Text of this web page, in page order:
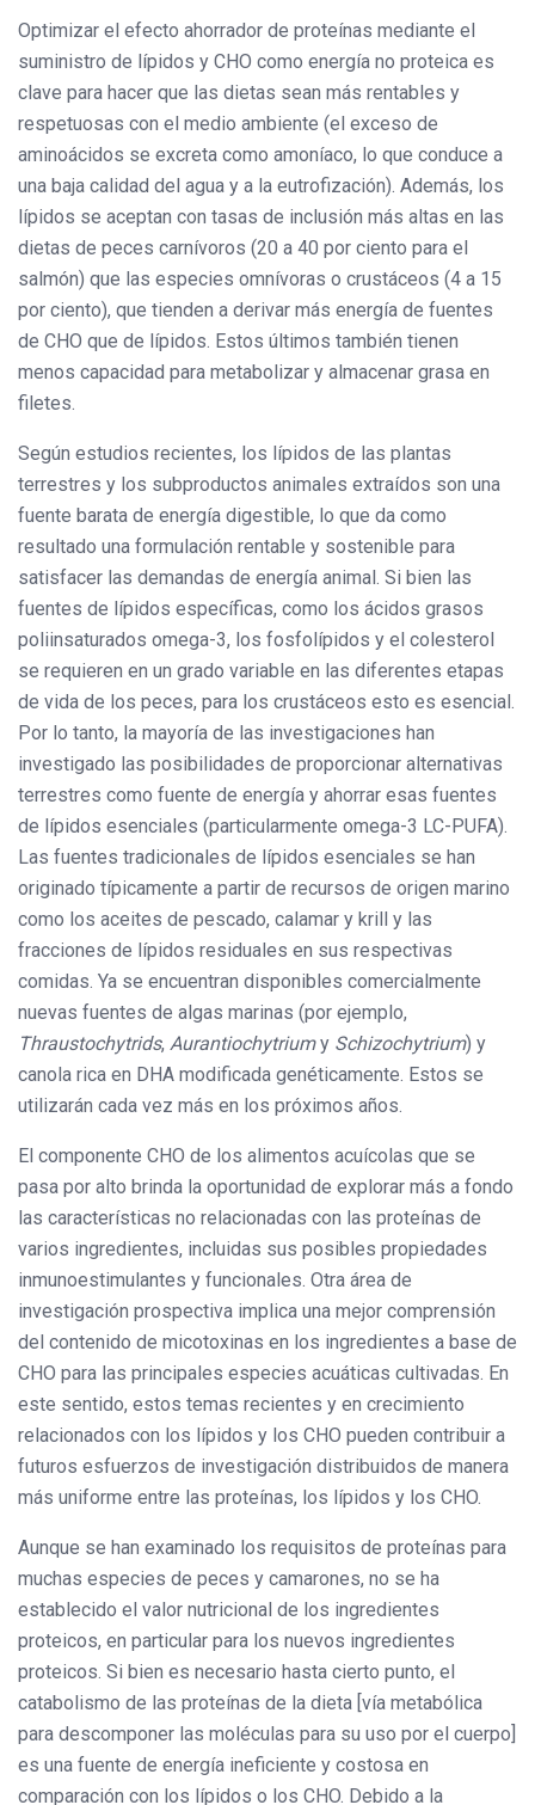
Optimizar el efecto ahorrador de proteínas mediante el
suministro de lípidos y CHO como energía no proteica es
clave para hacer que las dietas sean más rentables y
respetuosas con el medio ambiente (el exceso de
aminoácidos se excreta como amoníaco, lo que conduce a
una baja calidad del agua y a la eutrofización). Además, los
lípidos se aceptan con tasas de inclusión más altas en las
dietas de peces carnívoros (20 a 40 por ciento para el
salmón) que las especies omnívoras o crustáceos (4 a 15
por ciento), que tienden a derivar más energía de fuentes
de CHO que de lípidos. Estos últimos también tienen
menos capacidad para metabolizar y almacenar grasa en
filetes.
Según estudios recientes, los lípidos de las plantas
terrestres y los subproductos animales extraídos son una
fuente barata de energía digestible, lo que da como
resultado una formulación rentable y sostenible para
satisfacer las demandas de energía animal. Si bien las
fuentes de lípidos específicas, como los ácidos grasos
poliinsaturados omega-3, los fosfolípidos y el colesterol
se requieren en un grado variable en las diferentes etapas
de vida de los peces, para los crustáceos esto es esencial.
Por lo tanto, la mayoría de las investigaciones han
investigado las posibilidades de proporcionar alternativas
terrestres como fuente de energía y ahorrar esas fuentes
de lípidos esenciales (particularmente omega-3 LC-PUFA).
Las fuentes tradicionales de lípidos esenciales se han
originado típicamente a partir de recursos de origen marino
como los aceites de pescado, calamar y krill y las
fracciones de lípidos residuales en sus respectivas
comidas. Ya se encuentran disponibles comercialmente
nuevas fuentes de algas marinas (por ejemplo,
Thraustochytrids, Aurantiochytriumy Schizochytrium) y
canola rica en DHA modificada genéticamente. Estos se
utilizarán cada vez más en los próximos años.
El componente CHO de los alimentos acuícolas que se
pasa por alto brinda la oportunidad de explorar más a fondo
las características no relacionadas con las proteínas de
varios ingredientes, incluidas sus posibles propiedades
inmunoestimulantes y funcionales. Otra área de
investigación prospectiva implica una mejor comprensión
del contenido de micotoxinas en los ingredientes a base de
CHO para las principales especies acuáticas cultivadas. En
este sentido, estos temas recientes y en crecimiento
relacionados con los lípidos y los CHO pueden contribuir a
futuros esfuerzos de investigación distribuidos de manera
más uniforme entre las proteínas, los lípidos y los CHO.
Aunque se han examinado los requisitos de proteínas para
muchas especies de peces y camarones, no se ha
establecido el valor nutricional de los ingredientes
proteicos, en particular para los nuevos ingredientes
proteicos. Si bien es necesario hasta cierto punto, el
catabolismo de las proteínas de la dieta [vía metabólica
para descomponer las moléculas para su uso por el cuerpo]
es una fuente de energía ineficiente y costosa en
comparación con los lípidos o los CHO. Debido a la